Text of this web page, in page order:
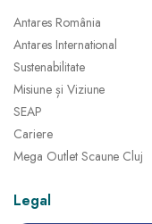
Antares România
Antares International
Sustenabilitate
Misiune și Viziune
SEAP
Cariere
Mega Outlet Scaune Cluj
Legal